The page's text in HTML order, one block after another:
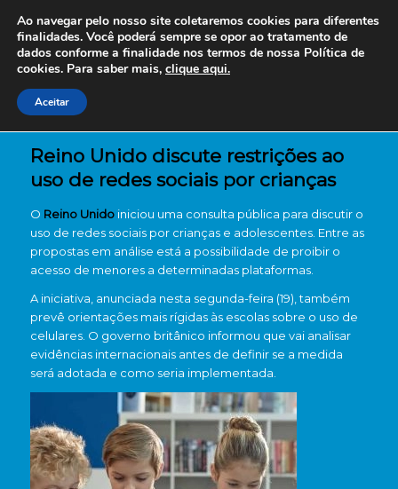
Reino Unido discute restrições ao
uso de redes sociais por crianças
O Reino Unidoiniciou uma consulta pública para discutir o
uso de redes sociais por crianças e adolescentes. Entre as
propostas em análise está a possibilidade de proibir o
acesso de menores a determinadas plataformas.
A iniciativa, anunciada nesta segunda-feira (19), também
prevê orientações mais rígidas às escolas sobre o uso de
celulares. O governo britânico informou que vai analisar
evidências internacionais antes de definir se a medida
será adotada e como seria implementada.
Ao navegar pelo nosso site coletaremos cookies para diferentes
finalidades. Você poderá sempre se opor ao tratamento de
dados conforme a finalidade nos termos de nossa Política de
cookies. Para saber mais, clique aqui.
Aceitar